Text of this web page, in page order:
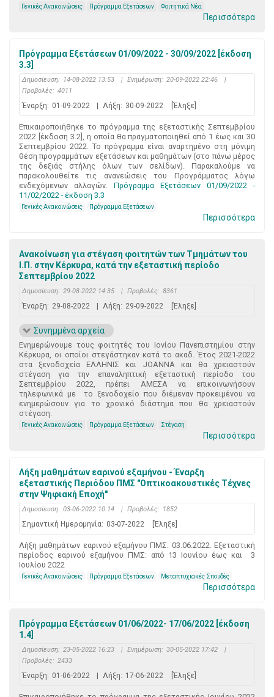
Γενικές Ανακοινώσεις Πρόγραμμα Εξετάσεων Φοιτητικά Νέα
Περισσότερα
Πρόγραμμα Εξετάσεων 01/09/2022 - 30/09/2022 [έκδοση
3.3]
Δημοσίευση: 14-08-2022 13:53 | Ενημέρωση: 20-09-2022 22:46
|
Προβολές: 4011
Έναρξη: 01-09-2022 | Λήξη: 30-09-2022 [Έληξε]
Επικαιροποιήθηκε το πρόγραμμα της εξεταστικής Σεπτεμβρίου
2022 [έκδοση 3.2], η οποία θα πραγματοποιηθεί από 1 έως και 30
Σεπτεμβρίου 2022. Το πρόγραμμα είναι αναρτημένο στη μόνιμη
θέση προγραμμάτων εξετάσεων και μαθημάτων (στο πάνω μέρος
της δεξιάς στήλης όλων των σελίδων). Παρακαλούμε να
παρακολουθείτε τις ανανεώσεις του Προγράμματος λόγω
ενδεχόμενων αλλαγών. Πρόγραμμα Εξετάσεων 01/09/2022 -
11/02/2022 - έκδοση 3.3
Γενικές Ανακοινώσεις Πρόγραμμα Εξετάσεων
Περισσότερα
Ανακοίνωση για στέγαση φοιτητών των Τμημάτων του
Ι.Π. στην Κέρκυρα, κατά την εξεταστική περίοδο
Σεπτεμβρίου 2022
Δημοσίευση: 29-08-2022 14:35 | Προβολές: 8361
Έναρξη: 29-08-2022 | Λήξη: 29-09-2022 [Έληξε]
Συνημμένα αρχεία
Ενημερώνουμε τους φοιτητές του Ιονίου Πανεπιστημίου στην
Κέρκυρα, οι οποίοι στεγάστηκαν κατά το ακαδ. Έτος 2021-2022
στα ξενοδοχεία ΕΛΛΗΝΙΣ και JOANNA και θα χρειαστούν
στέγαση για την επαναληπτική εξεταστική περίοδο του
Σεπτεμβρίου 2022, πρέπει ΑΜΕΣΑ να επικοινωνήσουν
τηλεφωνικά με το ξενοδοχείο που διέμεναν προκειμένου να
ενημερώσουν για το χρονικό διάστημα που θα χρειαστούν
στέγαση.
Γενικές Ανακοινώσεις Πρόγραμμα Εξετάσεων Στέγαση
Περισσότερα
Λήξη μαθημάτων εαρινού εξαμήνου - Έναρξη
εξεταστικής Περιόδου ΠΜΣ "Οπτικοακουστικές Τέχνες
στην Ψηφιακή Εποχή"
Δημοσίευση: 03-06-2022 10:14 | Προβολές: 1852
Σημαντική Ημερομηνία: 03-07-2022 [Έληξε]
Λήξη μαθημάτων εαρινού εξαμήνου ΠΜΣ: 03.06.2022. Εξεταστική
περίοδος εαρινού εξαμήνου ΠΜΣ: από 13 Ιουνίου έως και 3
Ιουλίου 2022
Γενικές Ανακοινώσεις Πρόγραμμα Εξετάσεων Μεταπτυχιακές Σπουδές
Περισσότερα
Πρόγραμμα Εξετάσεων 01/06/2022- 17/06/2022 [έκδοση
1.4]
Δημοσίευση: 23-05-2022 16:23 | Ενημέρωση: 30-05-2022 17:42
|
Προβολές: 2433
Έναρξη: 01-06-2022 | Λήξη: 17-06-2022 [Έληξε]